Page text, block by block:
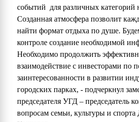
событий для различных категорий
Созданная атмосфера позволит
найти формат отдыха по душе.
контроле создание необходимой
Необходимо продолжить
взаимодействие с инвесторами
заинтересованности в развитии
городских парках, - подчеркнул
председателя УГД – председатель
вопросам семьи, культуры и